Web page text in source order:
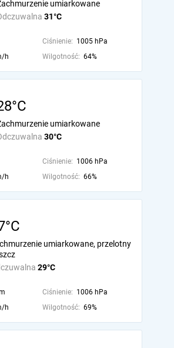
31°C
umiarkowane
Ciśnienie: 1005 hPa
h Wilgotność: 64%
30°C
umiarkowane
Ciśnienie: 1006 hPa
h Wilgotność: 66%
29°C
umiarkowane, przelotny
Ciśnienie: 1006 hPa
h Wilgotność: 69%